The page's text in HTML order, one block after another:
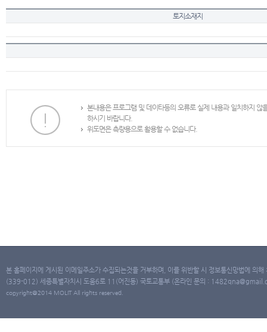
토지소재지
본내용은 프로그램 및 데이타등의 오류로 실제 내용과 일치하지
하시기 바랍니다.
위도면은 측량용으로 활용할 수 없습니다.
본 홈페이지에 게시된 이메일주소가 수집되는것을 거부하며, 이를 위반할 시 정보통신망법에 의
(339-012) 세종특별자치시 도움6로 11(어진동) 국토교통부 (온라인 문의 :
copyright@2014 MOLIT All rights reserved.